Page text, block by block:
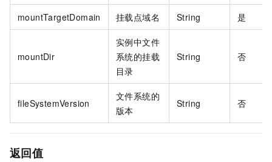
mountTargetDomain 挂载点域名 String 是
mountDir
实例中文件
系统的挂载
目录
String 否
fileSystemVersion
文件系统的
版本
String 否
返回值